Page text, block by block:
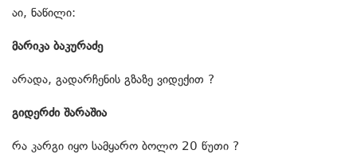
აი, ნაწილი:
მარიკა ბაკურაძე
არადა, გადარჩენის გზაზე ვიდექით ?
გიდერძი შარაშია
რა კარგი იყო სამყარო ბოლო 20 წუთი ?